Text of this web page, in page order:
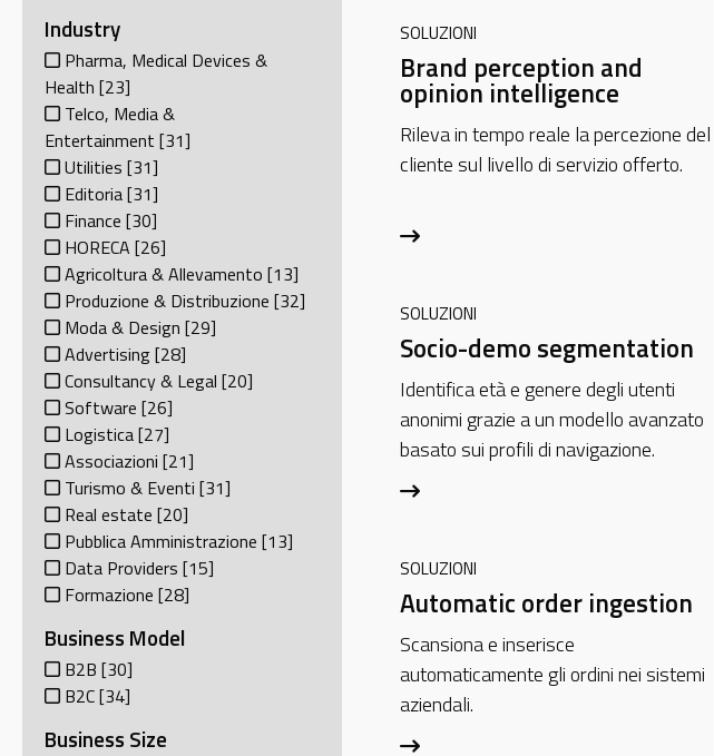
Industry
Pharma, Medical Devices &
Health [23]
Telco, Media &
Entertainment [31]
Utilities [31]
Editoria[31]
Finance [30]
HORECA [26]
Agricoltura & Allevamento [13]
Produzione & Distribuzione [32]
Moda & Design [29]
Advertising[28]
Consultancy & Legal [20]
Software [26]
Logistica[27]
Associazioni [21]
Turismo & Eventi [31]
Real estate [20]
Pubblica Amministrazione [13]
Data Providers [15]
Formazione [28]
Business Model
B2B [30]
B2C[34]
Business Size
SOLUZIONI
Brand perception and
opinion intelligence
Rileva in tempo reale la percezione del
cliente sul livello di servizio offerto.
SOLUZIONI
Socio-demo segmentation
Identifica età e genere degli utenti
anonimi grazie a un modello avanzato
basato sui profili di navigazione.
SOLUZIONI
Automatic order ingestion
Scansiona e inserisce
automaticamente gli ordini nei sistemi
aziendali.